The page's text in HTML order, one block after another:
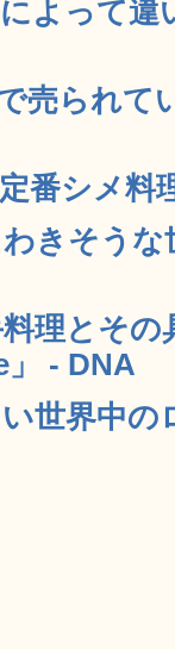
よって違
売られて
番シメ料
きそう
理とその
」 - DNA
世界中の